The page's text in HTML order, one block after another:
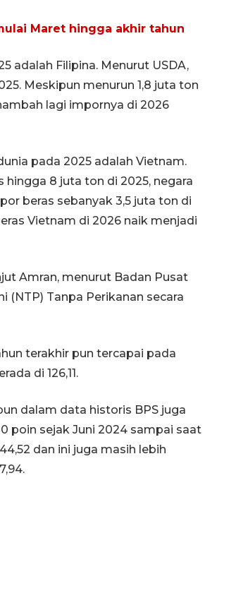
Maret hingga akhir tahun
adalah Filipina. Menurut USDA,
Meskipun menurun 1,8 juta ton
lagi impornya di 2026
pada 2025 adalah Vietnam.
8 juta ton di 2025, negara
beras sebanyak 3,5 juta ton di
Vietnam di 2026 naik menjadi
Amran, menurut Badan Pusat
(NTP) Tanpa Perikanan secara
terakhir pun tercapai pada
di 126,11.
dalam data historis BPS juga
poin sejak Juni 2024 sampai saat
dan ini juga masih lebih
penipuan berbasis AI
08-07 13:45:00